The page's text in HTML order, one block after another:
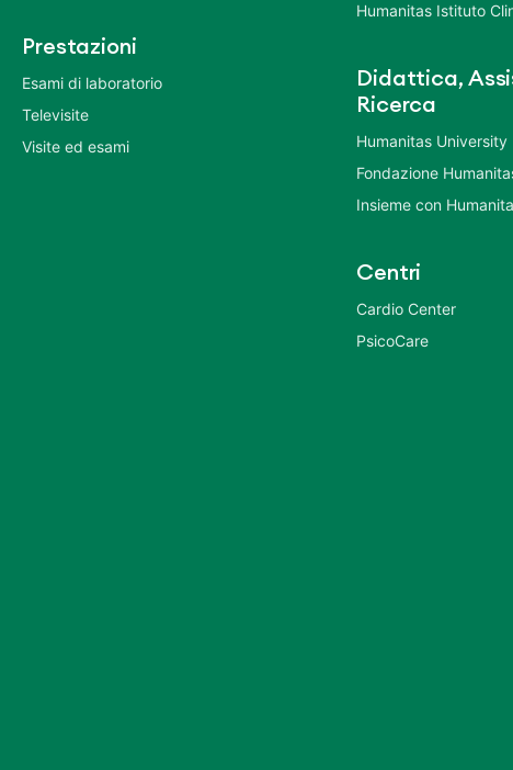
Prestazioni
Esami di laboratorio
Televisite
Visite ed esami
Humanitas Istituto
Didattica,
Ricerca
Humanitas University
Fondazione
Insieme con
Centri
Cardio Center
PsicoCare